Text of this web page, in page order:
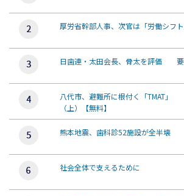
厚労省幹部人事、次官は「労働シフ
日歯連・太田会長、骨太を評価 要
八代市、避難所に根付く「TMAT
（上）【無料】
熊本地震、歯科診52施設が全半壊
社会全体で支えるために